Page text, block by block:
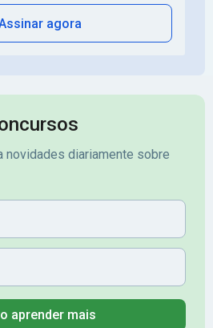
agora
novidades diariamente sobre
aprender mais